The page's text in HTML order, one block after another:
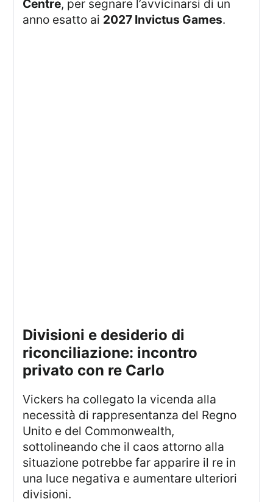
Centre, per segnare l’avvicinarsi di un
anno esatto ai 2027 Invictus Games.
divisioni e desiderio di
riconciliazione: incontro
privato con re Carlo
Vickers ha collegato la vicenda alla
necessità di rappresentanza del Regno
Unito e del Commonwealth,
sottolineando che il caos attorno alla
situazione potrebbe far apparire il re in
una luce negativa e aumentare ulteriori
divisioni.